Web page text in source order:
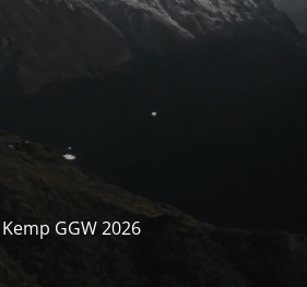
GGW 2026